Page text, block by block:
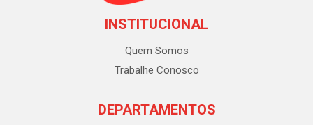
INSTITUCIONAL
Quem Somos
Trabalhe Conosco
DEPARTAMENTOS